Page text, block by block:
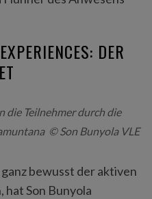
DER
die Teilnehmer durch die
© Son Bunyola VLE
bewusst der aktiven
hat Son Bunyola